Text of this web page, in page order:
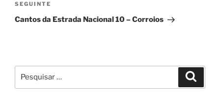
Conteúdo
seguinte
SEGUINTE
Cantos da Estrada Nacional 10 – Corroios
por: